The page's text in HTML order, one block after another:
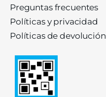
Preguntas frecuentes
Políticas y privacidad
Políticas de devolución